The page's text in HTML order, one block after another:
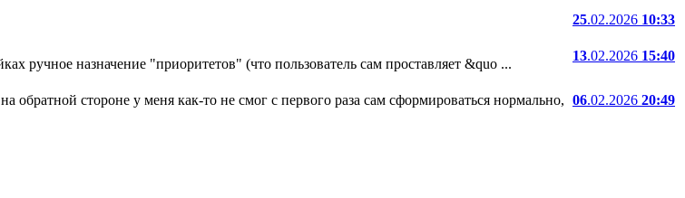
25.02.2026 10:33
ручное назначение "приоритетов" (что пользователь сам проставляет &quo ...
13.02.2026 15:40
стороне у меня как-то не смог с первого раза сам сформироваться нормально, 06.02.2026 20:49